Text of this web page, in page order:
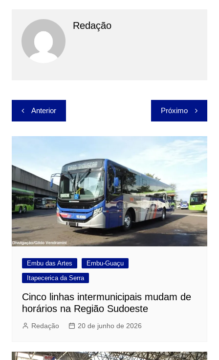
Redação
Navegação
de
Post
Anterior Próximo
Embu das Artes
Embu-Guaçu
Itapecerica da Serra
Cinco linhas intermunicipais mudam de
horários na Região Sudoeste
Redação 20 de junho de 2026